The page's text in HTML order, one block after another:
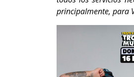
principalmente, para